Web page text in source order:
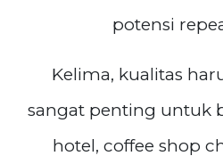
potensi
Kelima, kualitas
sangat penting untuk
hotel, coffee shop